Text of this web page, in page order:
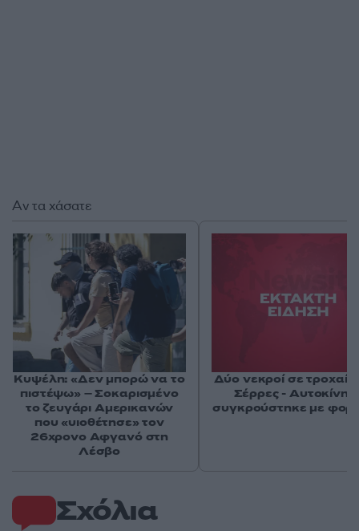
Σχόλια
Αν τα χάσατε
Κυψέλη: «Δεν μπορώ να το
πιστέψω» – Σοκαρισμένο
το ζευγάρι Αμερικανών
που «υιοθέτησε» τον
26χρονο Αφγανό στη
Λέσβο
Δύο νεκροί σε τροχαίο
Σέρρες -
συγκρούστηκε με